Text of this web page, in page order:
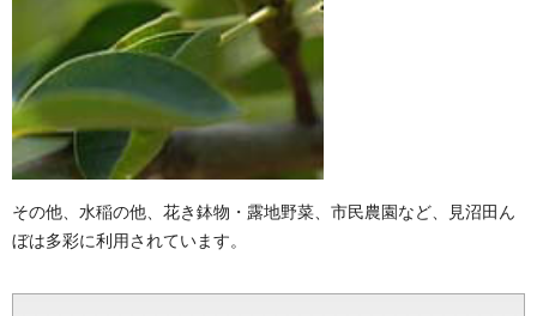
その他、水稲の他、花き鉢物・露地野菜、市民農園など、見沼田ん
ぼは多彩に利用されています。